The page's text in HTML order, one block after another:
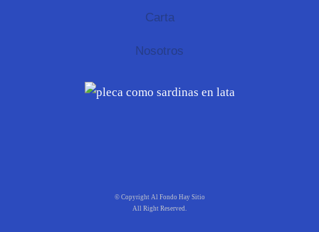
Carta
Nosotros
© Copyright Al Fondo Hay Sitio
All Right Reserved.